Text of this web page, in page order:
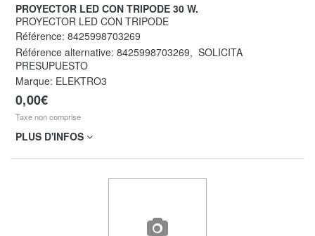
PROYECTOR LED CON TRIPODE 30 W.
PROYECTOR LED CON TRIPODE
Référence: 8425998703269
Référence alternative: 8425998703269, SOLICITA
PRESUPUESTO
Marque: ELEKTRO3
0,00€
Taxe non comprise
PLUS D'INFOS